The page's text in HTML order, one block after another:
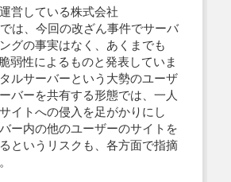
営している株式会社
は、今回の改ざん事件でサーバ
グの事実はなく、あくまでも
弱性によるものと発表していま
ルサーバーという大勢のユーザ
バーを共有する形態では、一人
イトへの侵入を足がかりにし
ー内の他のユーザーのサイトを
というリスクも、各方面で指摘